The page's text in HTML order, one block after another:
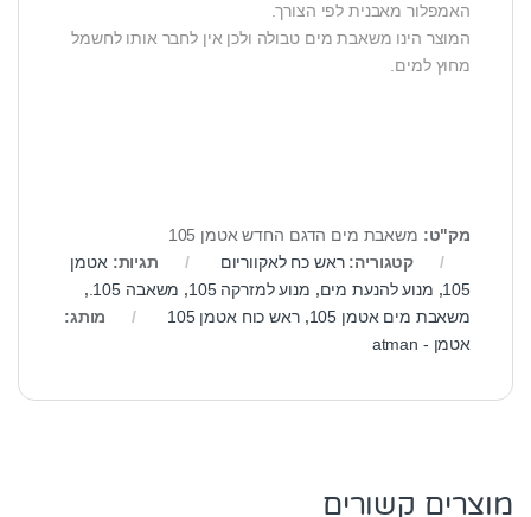
האמפלור מאבנית לפי הצורך.
המוצר הינו משאבת מים טבולה ולכן אין לחבר אותו לחשמל
מחוץ למים.
מק"ט: משאבת מים הדגם החדש אטמן 105
קטגוריה:ראש כח לאקווריום תגיות: אטמן
105
, מנוע להנעת מים, מנוע למזרקה 105 , משאבה 105.
,
משאבת מים אטמן 105
,ראש כוח אטמן 105
מותג:
אטמן - atman
מוצרים קשורים